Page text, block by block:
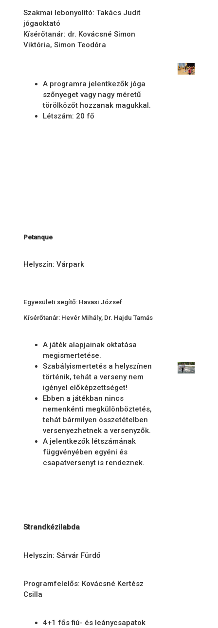
Szakmai lebonyolító: Takács Judit
jógaoktató
Kísérőtanár: dr. Kovácsné Simon
Viktória, Simon Teodóra
A programra jelentkezők jóga
szőnyeget vagy nagy méretű
törölközőt hozzanak magukkal.
Létszám: 20 fő
Petanque
Helyszín: Várpark
Egyesületi segítő: Havasi József
Kísérőtanár: Hevér Mihály, Dr. Hajdu Tamás
A játék alapjainak oktatása
megismertetése.
Szabályismertetés a helyszínen
történik, tehát a verseny nem
igényel előképzettséget!
Ebben a játékban nincs
nemenkénti megkülönböztetés,
tehát bármilyen összetételben
versenyezhetnek a versenyzők.
A jelentkezők létszámának
függvényében egyéni és
csapatversenyt is rendeznek.
Strandkézilabda
Helyszín: Sárvár Fürdő
Programfelelős: Kovácsné Kertész
Csilla
4+1 fős fiú- és leánycsapatok